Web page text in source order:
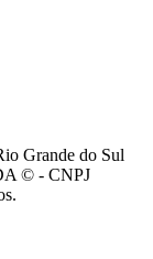
Grande do Sul
© - CNPJ